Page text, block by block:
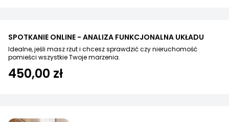
SPOTKANIE ONLINE - ANALIZA FUNKCJONALNA UKŁADU
Idealne, jeśli masz rzut i chcesz sprawdzić czy nieruchomość
pomieści wszystkie Twoje marzenia.
450,00 zł